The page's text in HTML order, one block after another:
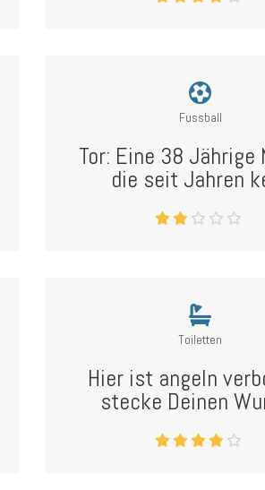
Fussball
Tor: Eine 38 Jährige
die seit Jahren
Toiletten
Hier ist angeln
stecke Deinen